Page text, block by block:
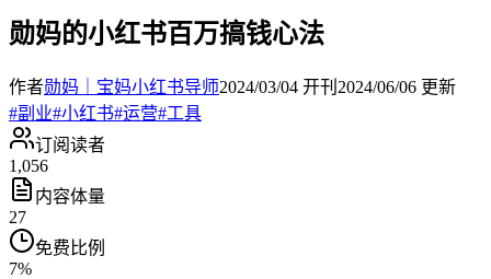
勋妈的小红书百万搞钱心法
作者勋妈｜宝妈小红书导师2024/03/04 开刊 2024/06/06 更新
#副业#小红书#运营#工具
订阅读者
1,056
内容体量
27
免费比例
7%